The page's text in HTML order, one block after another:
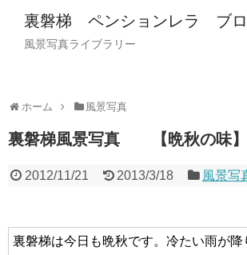
裏磐梯 ペンションレラ ブ
風景写真ライブラリー
ホーム 風景写真
裏磐梯風景写真 【晩秋の味】
2012/11/21 2013/3/18 風景写
裏磐梯は今日も晩秋です。冷たい雨が降